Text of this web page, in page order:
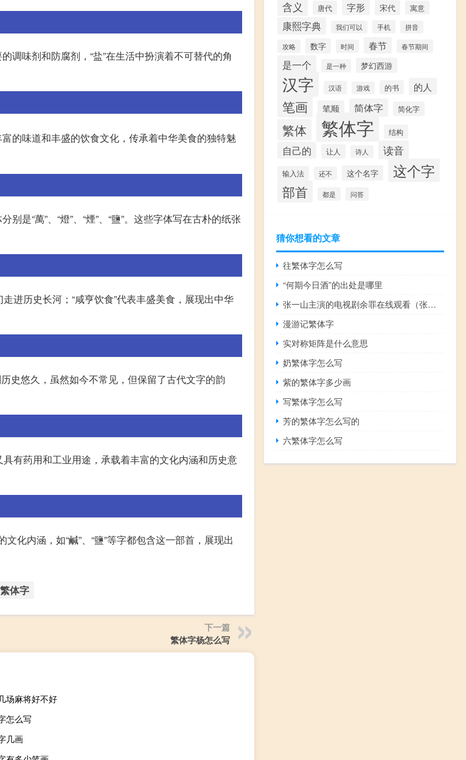
调味剂和防腐剂，“盐”在生活中扮演着不可替代的角
富的味道和丰盛的饮食文化，传承着中华美食的独特魅
别是“萬”、“燈”、“煙”、“鹽”。这些字体写在古朴的纸张
进历史长河；“咸亨饮食”代表丰盛美食，展现出中华
史悠久，虽然如今不常见，但保留了古代文字的韵
有药用和工业用途，承载着丰富的文化内涵和历史意
化内涵，如“鹹”、“鹽”等字都包含这一部首，展现出
繁体字
下一篇
繁体字杨怎么写
场麻将好不好
怎么写
几画
含义 唐代 字形 宋代 寓意
康熙字典 我们可以 手机 拼音
攻略 数字 时间 春节 春节期间
是一个 是一种 梦幻西游
汉字 汉语 游戏 的书 的人
笔画 笔顺 简体字 简化字
繁体 繁体字 结构
自己的 让人 诗人 读音
输入法 还不 这个名字 这个字
部首 都是 问答
猜你想看的文章
往繁体字怎么写
“何期今日酒”的出处是哪里
张一山主演的电视剧余罪在线观看（张一山主演的电视剧）
漫游记繁体字
实对称矩阵是什么意思
奶繁体字怎么写
紫的繁体字多少画
写繁体字怎么写
芳的繁体字怎么写的
六繁体字怎么写